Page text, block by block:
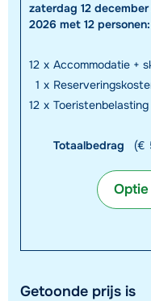
zaterdag 12
2026 met 12 personen:
12 x Accommodatie +
1 x
12 x
Totaalbedrag (€
Getoonde prijs is